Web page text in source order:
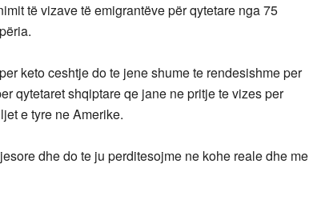
të vizave të emigrantëve për qytetare nga 75
keto ceshtje do te jene shume te rendesishme per
qytetaret shqiptare qe jane ne pritje te vizes per
e tyre ne Amerike.
dhe do te ju perditesojme ne kohe reale dhe me